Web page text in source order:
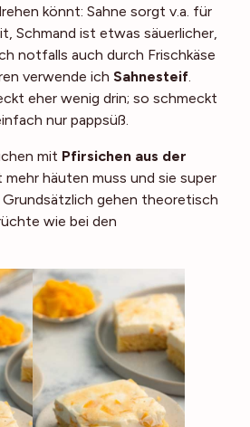
könnt: Sahne sorgt v.a. für
Schmand ist etwas säuerlicher,
notfalls auch durch Frischkäse
verwende ich Sahnesteif.
eher wenig drin; so schmeckt
nur pappsüß.
mit Pfirsichen aus der
mehr häuten muss und sie super
Grundsätzlich gehen theoretisch
wie bei den